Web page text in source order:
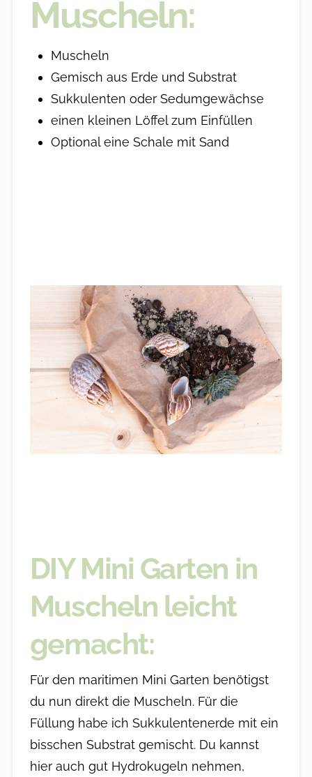
Muscheln:
Muscheln
Gemisch aus Erde und Substrat
Sukkulenten oder Sedumgewächse
einen kleinen Löffel zum Einfüllen
Optional eine Schale mit Sand
DIY Mini Garten in
Muscheln leicht
gemacht:
Für den maritimen Mini Garten benötigst
du nun direkt die Muscheln. Für die
Füllung habe ich Sukkulentenerde mit ein
bisschen Substrat gemischt. Du kannst
hier auch gut Hydrokugeln nehmen,